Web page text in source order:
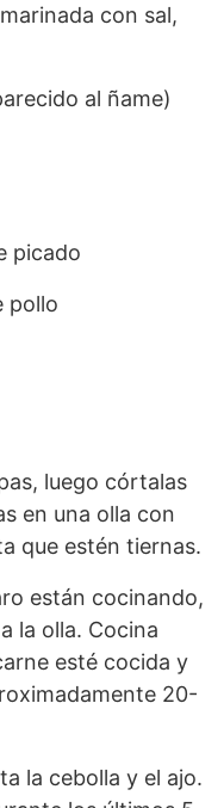
con sal,
al ñame)
picado
pollo
luego córtalas
en una olla con
que estén tiernas.
están cocinando,
la olla. Cocina
esté cocida y
20-
la cebolla y el ajo.